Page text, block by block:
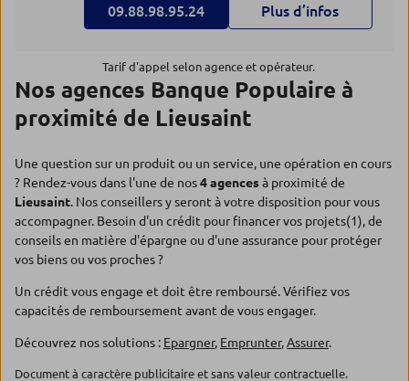
09.88.98.95.24 Plus d’infos
Tarif d'appel selon agence et opérateur.
Nos agences Banque Populaire à
proximité de Lieusaint
Une question sur un produit ou un service, une opération en cours
? Rendez-vous dans l'une de nos4 agencesà proximité de
Lieusaint. Nos conseillers y seront à votre disposition pour vous
accompagner. Besoin d'un crédit pour financer vos projets(1), de
conseils en matière d'épargne ou d'une assurance pour protéger
vos biens ou vos proches ?
Un crédit vous engage et doit être remboursé. Vérifiez vos
capacités de remboursement avant de vous engager.
Découvrez nos solutions : Epargner, Emprunter,Assurer.
Document à caractère publicitaire et sans valeur contractuelle.